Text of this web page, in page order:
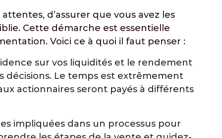
d’assurer que vous avez les
Cette démarche est essentielle
Voici ce à quoi il faut penser :
sur vos liquidités et le rendement
Le temps est extrêmement
actionnaires seront payés à différents
impliquées dans un processus pour